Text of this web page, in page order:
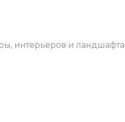
интерьеров и ландшафта